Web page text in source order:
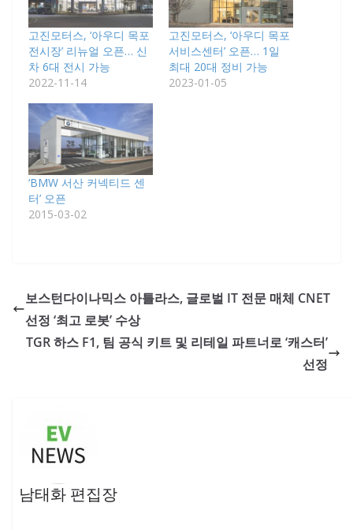
고진모터스, ‘아우디 목포
전시장’ 리뉴얼 오픈… 신
차 6대 전시 가능
2022-11-14
고진모터스, ‘아우디 목포
서비스센터’ 오픈… 1일
최대 20대 정비 가능
2023-01-05
‘BMW 서산 커넥티드 센
터’ 오픈
2015-03-02
보스턴다이나믹스 아틀라스, 글로벌 IT 전문 매체 CNET
선정 ‘최고 로봇’ 수상
TGR 하스 F1, 팀 공식 키트 및 리테일 파트너로 ‘캐스터’
선정
남태화 편집장